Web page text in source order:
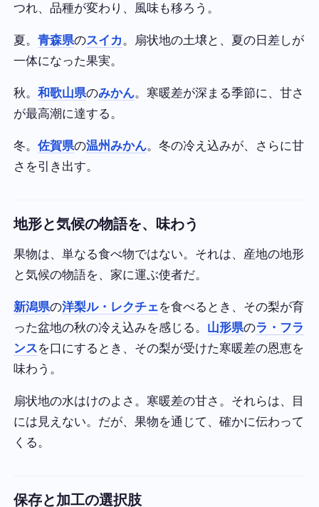
つれ、品種が変わり、風味も移ろう。
夏。青森県のスイカ。扇状地の土壌と、夏の日差しが
一体になった果実。
秋。和歌山県のみかん。寒暖差が深まる季節に、甘さ
が最高潮に達する。
冬。佐賀県の温州みかん。冬の冷え込みが、さらに甘
さを引き出す。
地形と気候の物語を、味わう
果物は、単なる食べ物ではない。それは、産地の地形
と気候の物語を、家に運ぶ使者だ。
新潟県の洋梨ル・レクチェを食べるとき、その梨が育
った盆地の秋の冷え込みを感じる。 山形県のラ・フラ
ンスを口にするとき、その梨が受けた寒暖差の恩恵を
味わう。
扇状地の水はけのよさ。寒暖差の甘さ。それらは、目
には見えない。だが、果物を通じて、確かに伝わって
くる。
保存と加工の選択肢